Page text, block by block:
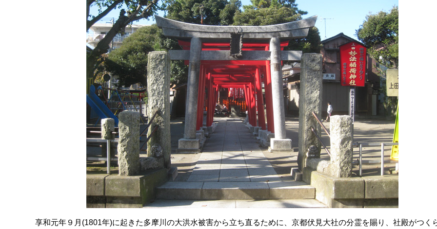
享和元年９月(1801年)に起きた多摩川の大洪水被害から立ち直るために、京都伏見大社の分霊を賜り、社殿がつく